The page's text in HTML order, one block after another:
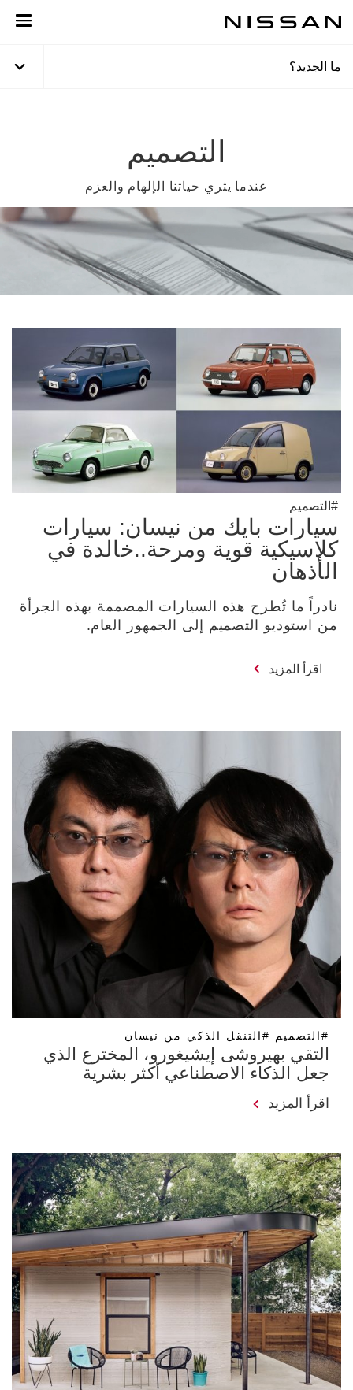
للمحتوى
ما الجديد؟
التصميم
عندما يثري حياتنا الإلهام والعزم
سيارات بايك من نيسان: سيارات
كلاسيكية قوية ومرحة..خالدة في
الأذهان
#التصميم
نادراً ما تُطرح هذه السيارات المصممة بهذه الجرأة
من استوديو التصميم إلى الجمهور العام.
اقرأ المزيد
التقي بهيروشى إيشيغورو، المخترع الذي
جعل الذكاء الاصطناعي أكثر بشرية
#التصميم #التنقل الذكي من نيسان
اقرأ المزيد